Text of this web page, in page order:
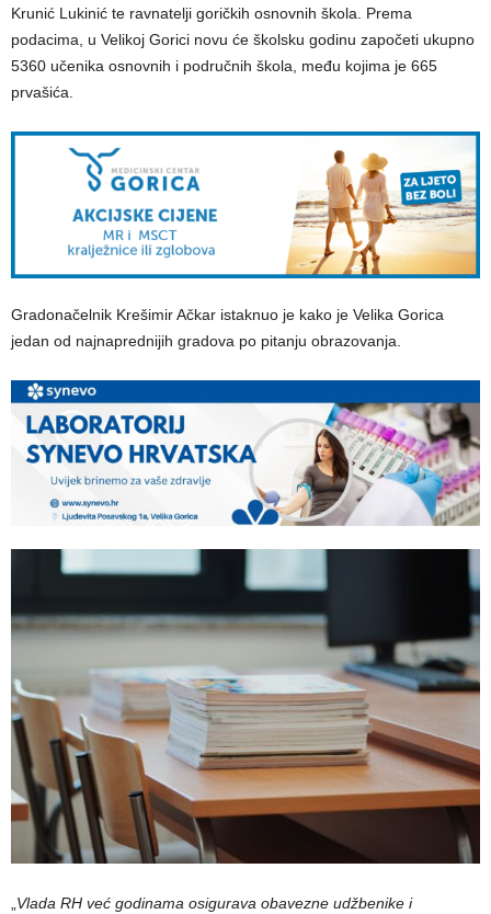
Krunić Lukinić te ravnatelji goričkih osnovnih škola. Prema
podacima, u Velikoj Gorici novu će školsku godinu započeti ukupno
5360 učenika osnovnih i područnih škola, među kojima je 665
prvašića.
Gradonačelnik Krešimir Ačkar istaknuo je kako je Velika Gorica
jedan od najnaprednijih gradova po pitanju obrazovanja.
„Vlada RH već godinama osigurava obavezne udžbenike i